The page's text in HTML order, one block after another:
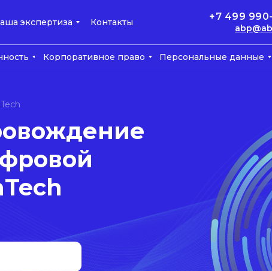
экспертиза Контакты
Корпоративное право Персональные данные
+7 499